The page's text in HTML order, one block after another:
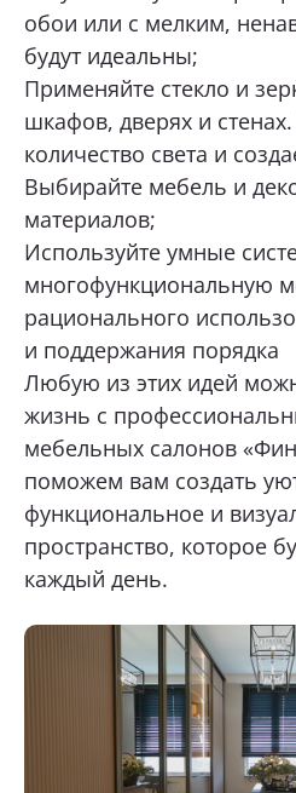
обои или с мелким,
будут идеальны;
Применяйте стекло и
шкафов, дверях и
количество света и
Выбирайте мебель и
материалов;
Используйте умные
многофункциональную
рационального
и поддержания порядка
Любую из этих идей
жизнь с
мебельных салонов
поможем вам создать
функциональное и
пространство, которое
каждый день.